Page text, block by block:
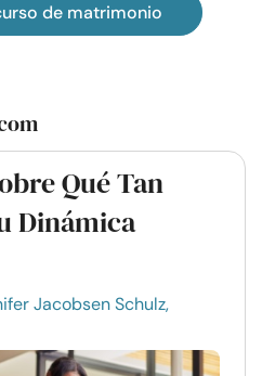
de matrimonio
Qué Tan
Dinámica
Jacobsen Schulz,